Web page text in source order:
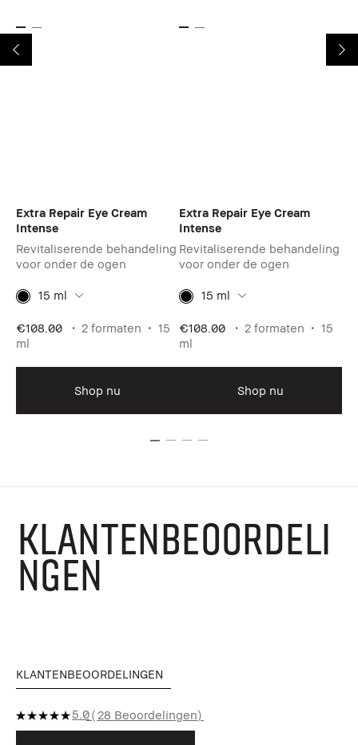
Extra Repair Eye Cream
Intense
Revitaliserende behandeling
voor onder de ogen
15 ml
€108.00 2 formaten
15
ml
Shop nu
Extra Repair Eye Cream
Intense
Revitaliserende behandeling
voor onder de ogen
15 ml
€108.00 2 formaten
15
ml
Shop nu
KLANTENBEOORDELI
NGEN
KLANTENBEOORDELINGEN
5.0 28 Beoordelingen